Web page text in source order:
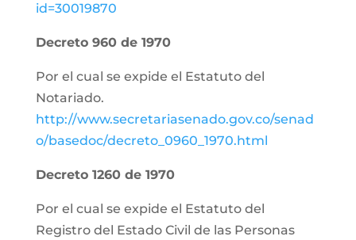
id=30019870
Decreto 960 de 1970
Por el cual se expide el Estatuto del
Notariado.
http://www.secretariasenado.gov.co/senad
o/basedoc/decreto_0960_1970.html
Decreto 1260 de 1970
Por el cual se expide el Estatuto del
Registro del Estado Civil de las Personas